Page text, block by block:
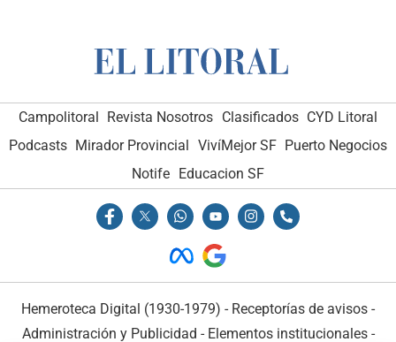
Campolitoral Revista Nosotros Clasificados CYD Litoral
Podcasts Mirador Provincial VivíMejor SF Puerto Negocios
Notife Educacion SF
Hemeroteca Digital (1930-1979) - Receptorías de avisos -
Administración y Publicidad - Elementos institucionales-